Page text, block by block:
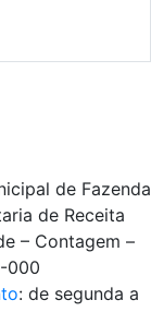
de Fazenda
de Receita
– Contagem –
000
: de segunda a